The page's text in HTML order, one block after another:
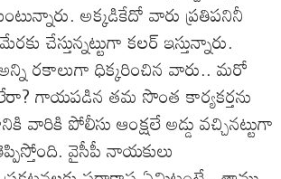
అక్కడికేదో వారు ప్రతిపనినీ
చేస్తున్నట్టుగా కలర్ ఇస్తున్నారు.
రకాలుగా ధిక్కరించిన వారు.. మరో
గాయపడిన తమ సొంత కార్యకర్తను
వారికి పోలీసు ఆంక్షలే అడ్డు వచ్చినట్టుగా
వైసీపీ నాయకులు